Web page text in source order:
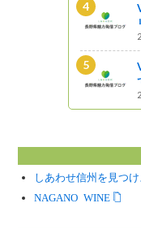
しあわせ信州を見つ
NAGANO WINE